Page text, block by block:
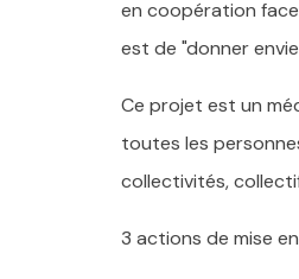
en coopération
est de "donner
Ce projet est un
toutes les
collectivités,
3 actions de mise